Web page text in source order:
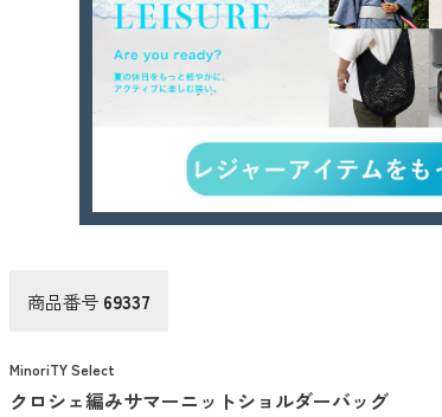
商品番号 69337
MinoriTY Select
クロシェ編みサマーニットショルダーバッグ